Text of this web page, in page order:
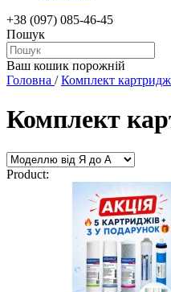
+38 (097) 085-46-45
Пошук
Ваш кошик порожній
Головна /Комплект
Комплект
Product: